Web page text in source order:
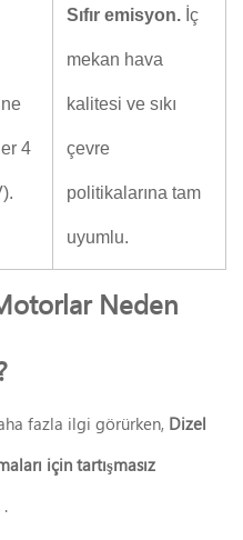
4
Sıfır emisyon. İç
mekan hava
kalitesi ve sıkı
çevre
politikalarına tam
uyumlu.
Neden
fazla ilgi görürken, Dizel
için tartışmasız
.